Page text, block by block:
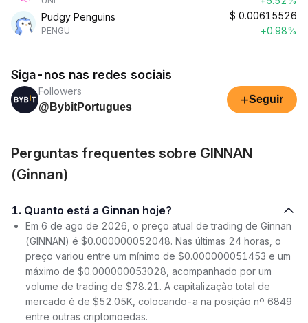
Pudgy Penguins
PENGU
$ 0.00615526
+0.98%
Siga-nos nas redes sociais
Followers
@BybitPortugues
+Seguir
Perguntas frequentes sobre GINNAN
(Ginnan)
1. Quanto está a Ginnan hoje?
Em 6 de ago de 2026, o preço atual de trading de Ginnan
(GINNAN) é $0.000000052048. Nas últimas 24 horas, o
preço variou entre um mínimo de $0.000000051453 e um
máximo de $0.000000053028, acompanhado por um
volume de trading de $78.21. A capitalização total de
mercado é de $52.05K, colocando-a na posição nº 6849
entre outras criptomoedas.